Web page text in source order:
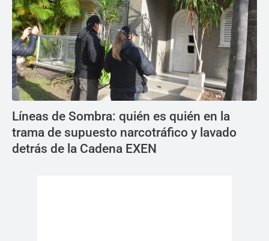
Líneas de Sombra: quién es quién en la
trama de supuesto narcotráfico y lavado
detrás de la Cadena EXEN